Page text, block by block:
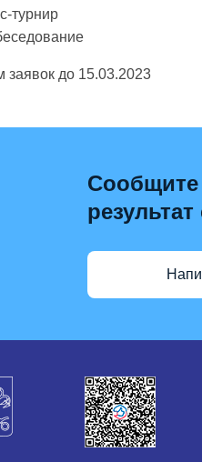
турнир
заявок до 15.03.2023
Сообщите